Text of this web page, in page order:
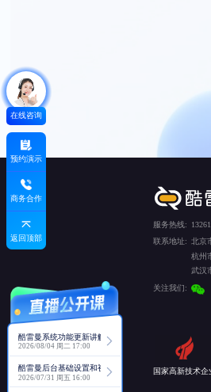
在线咨询
预约演示
商务合作
返回顶部
酷雷曼系统功能更新讲解
2026/08/04 周二 17:00
酷雷曼后台基础设置和视角功能详解
2026/07/31 周五 16:00
服务热线:
联系地址: 北京
杭州
武汉
关注我们:
国家高新技术企